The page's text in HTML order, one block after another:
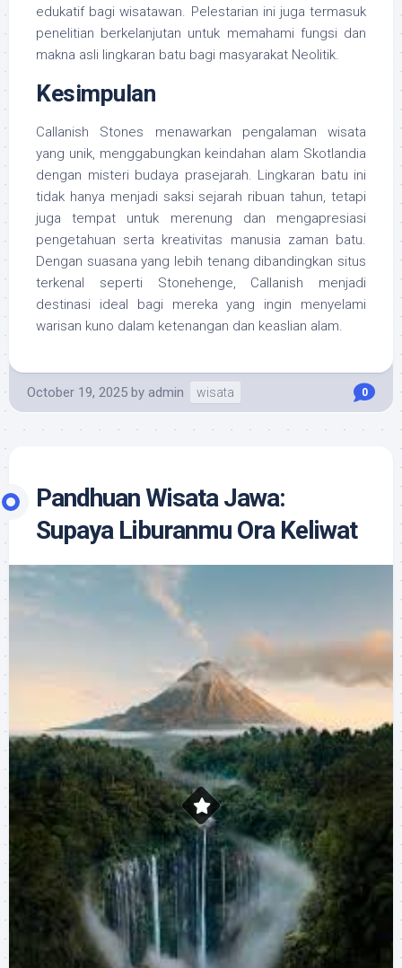
edukatif bagi wisatawan. Pelestarian ini juga termasuk
penelitian berkelanjutan untuk memahami fungsi dan
makna asli lingkaran batu bagi masyarakat Neolitik.
Kesimpulan
Callanish Stones menawarkan pengalaman wisata
yang unik, menggabungkan keindahan alam Skotlandia
dengan misteri budaya prasejarah. Lingkaran batu ini
tidak hanya menjadi saksi sejarah ribuan tahun, tetapi
juga tempat untuk merenung dan mengapresiasi
pengetahuan serta kreativitas manusia zaman batu.
Dengan suasana yang lebih tenang dibandingkan situs
terkenal seperti Stonehenge, Callanish menjadi
destinasi ideal bagi mereka yang ingin menyelami
warisan kuno dalam ketenangan dan keaslian alam.
October 19, 2025 by admin wisata 0
Pandhuan Wisata Jawa:
Supaya Liburanmu Ora Keliwat